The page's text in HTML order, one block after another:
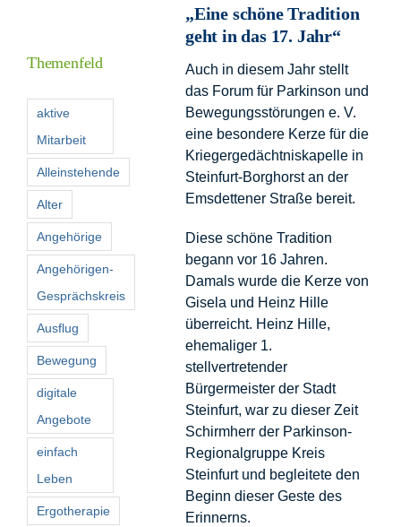
Kontakt
Suche
nach:
„Eine schöne Tradition
geht in das 17. Jahr“
Auch in diesem Jahr stellt
das Forum für Parkinson und
Bewegungsstörungen e. V.
eine besondere Kerze für die
Kriegergedächtniskapelle in
Steinfurt-Borghorst an der
Emsdettener Straße bereit.
Diese schöne Tradition
begann vor 16 Jahren.
Damals wurde die Kerze von
Gisela und Heinz Hille
überreicht. Heinz Hille,
ehemaliger 1.
stellvertretender
Bürgermeister der Stadt
Steinfurt, war zu dieser Zeit
Schirmherr der Parkinson-
Regionalgruppe Kreis
Steinfurt und begleitete den
Beginn dieser Geste des
Erinnerns.
Themenfeld
aktive
Mitarbeit
Alleinstehende
Alter
Angehörige
Angehörigen-
Gesprächskreis
Ausflug
Bewegung
digitale
Angebote
einfach
Leben
Ergotherapie